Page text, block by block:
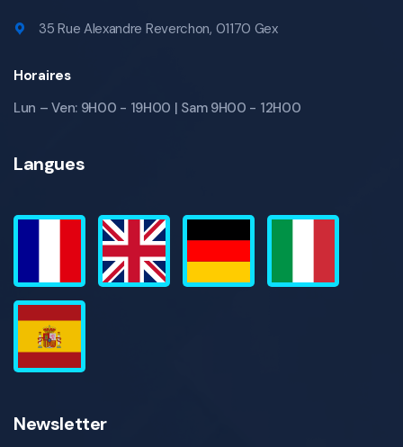
35 Rue Alexandre Reverchon, 01170 Gex
Horaires
Lun – Ven: 9H00 - 19H00 | Sam 9H00 - 12H00
Langues
Newsletter